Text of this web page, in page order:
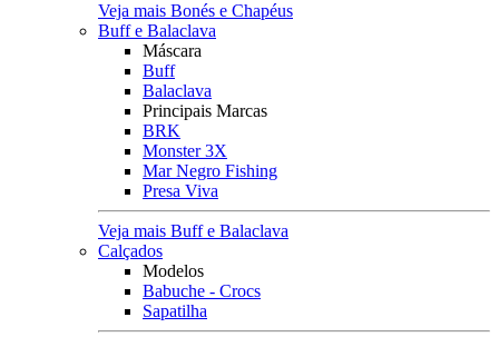
Veja mais Bonés e Chapéus
Buff e Balaclava
Máscara
Buff
Balaclava
Principais Marcas
BRK
Monster 3X
Mar Negro Fishing
Presa Viva
Veja mais Buff e Balaclava
Calçados
Modelos
Babuche - Crocs
Sapatilha